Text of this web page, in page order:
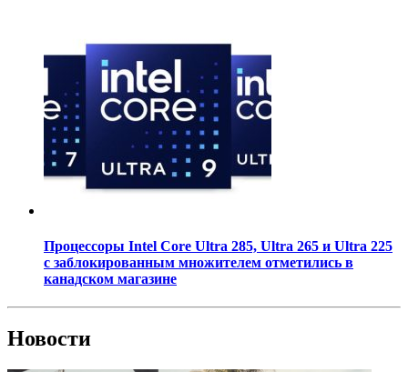
Процессоры Intel Core Ultra 285, Ultra 265 и Ultra 225
с заблокированным множителем отметились в
канадском магазине
Новости